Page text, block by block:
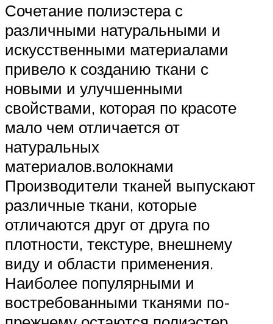
Сочетание полиэстера с
различными натуральными и
искусственными материалами
привело к созданию ткани с
новыми и улучшенными
свойствами, которая по красоте
мало чем отличается от
натуральных
материалов.волокнами
Производители тканей выпускают
различные ткани, которые
отличаются друг от друга по
плотности, текстуре, внешнему
виду и области применения.
Наиболее популярными и
востребованными тканями по-